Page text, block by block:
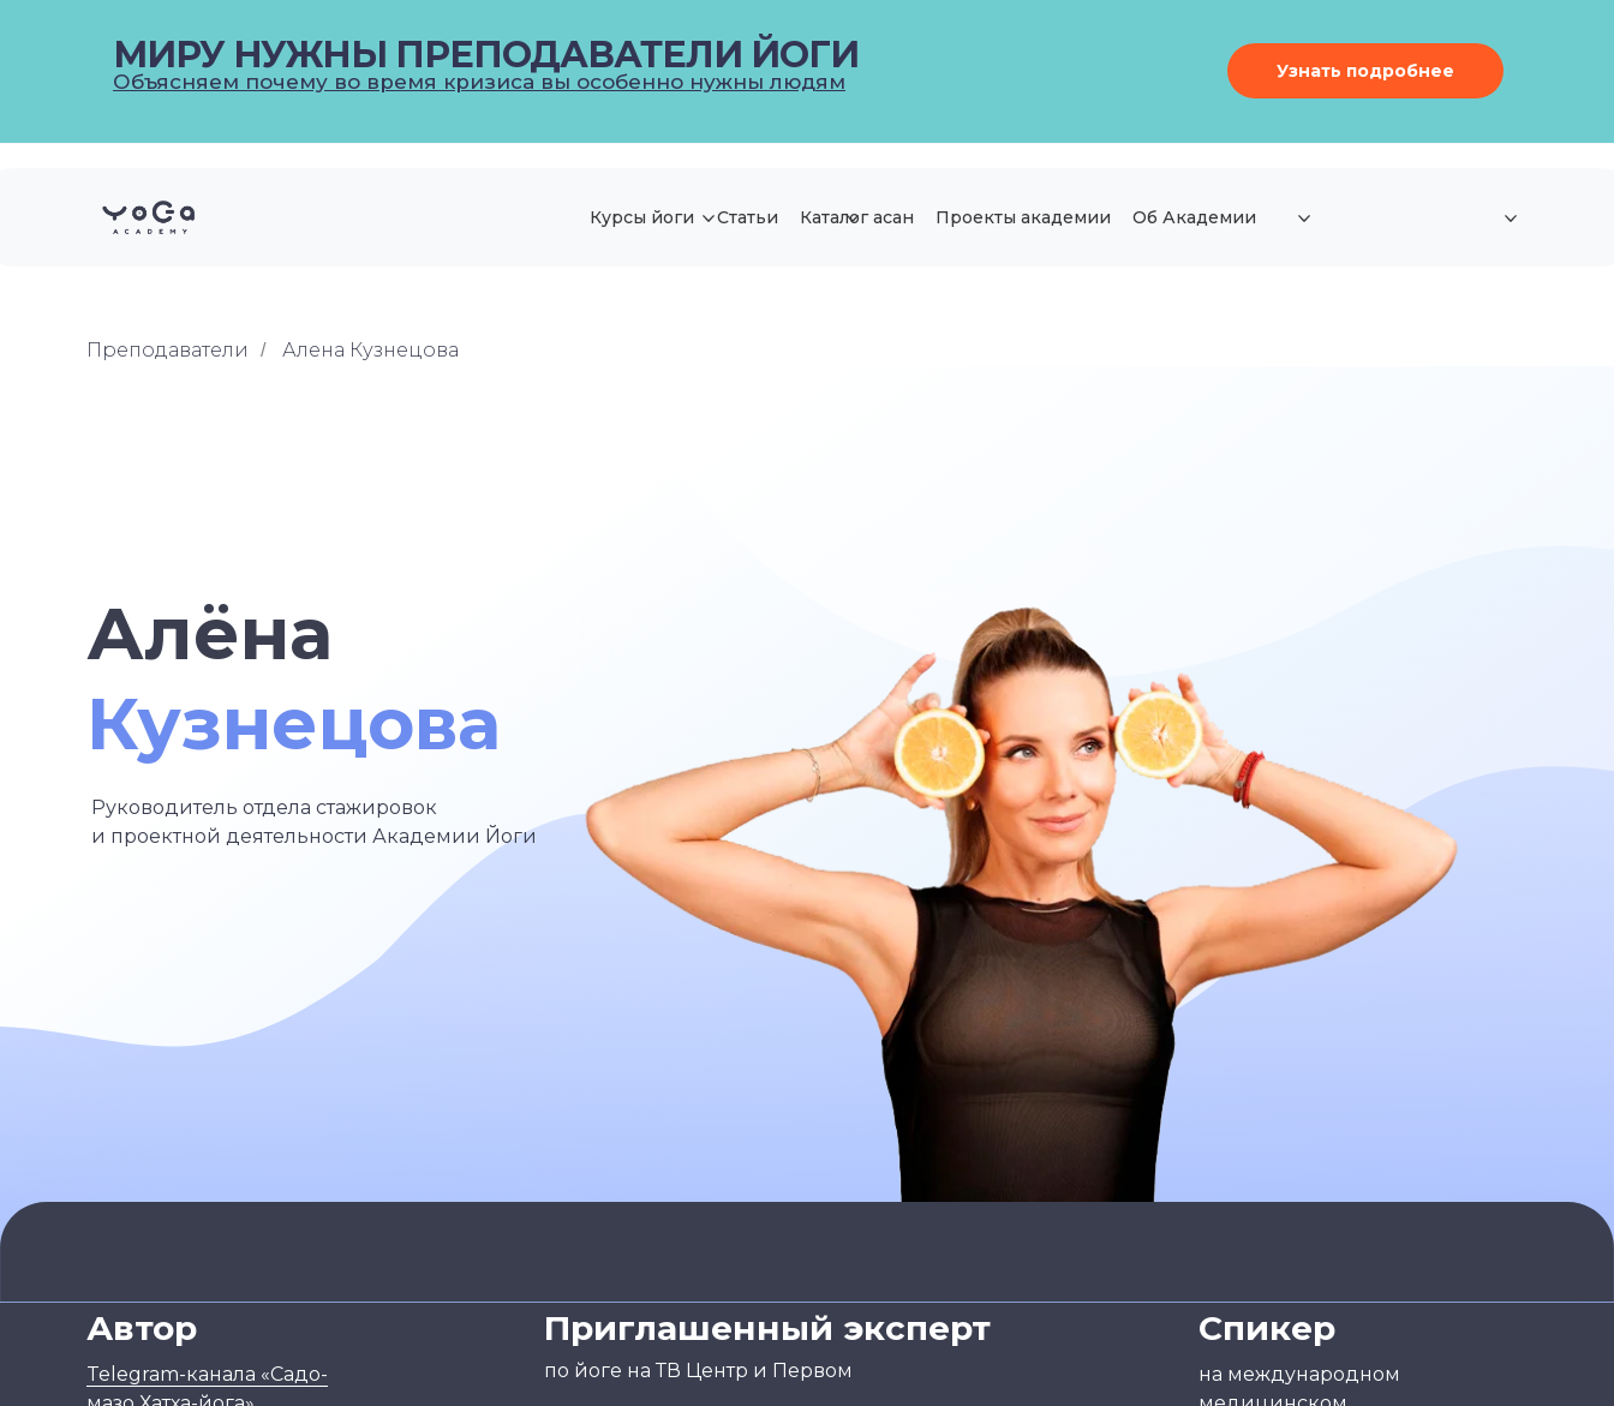
Узнать подробнее
МИРУ НУЖНЫ ПРЕПОДАВАТЕЛИ ЙОГИ
Объясняем почему во время кризиса вы особенно нужны людям
Курсы йоги Статьи Каталог асан Проекты академии Об Академии
Преподаватели / Алена Кузнецова
Алёна
Кузнецова
Руководитель отдела стажировок
и проектной деятельности Академии Йоги
на международном
Спикер
Telegram-канала «Садо-
Автор
по йоге на ТВ Центр и Первом
Приглашенный эксперт